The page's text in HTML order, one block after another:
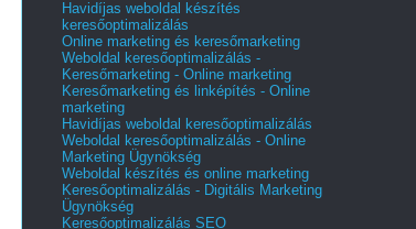
Havidíjas weboldal készítés
keresőoptimalizálás
Online marketing és keresőmarketing
Weboldal keresőoptimalizálás -
Keresőmarketing - Online marketing
Keresőmarketing és linképítés - Online
marketing
Havidíjas weboldal keresőoptimalizálás
Weboldal keresőoptimalizálás - Online
Marketing Ügynökség
Weboldal készítés és online marketing
Keresőoptimalizálás - Digitális Marketing
Ügynökség
Keresőoptimalizálás SEO